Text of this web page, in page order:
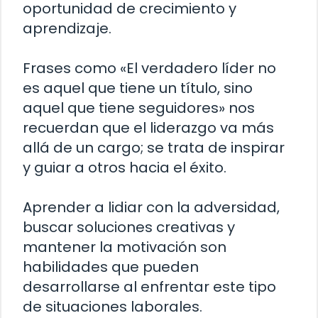
oportunidad de crecimiento y
aprendizaje.
Frases como «El verdadero líder no
es aquel que tiene un título, sino
aquel que tiene seguidores» nos
recuerdan que el liderazgo va más
allá de un cargo; se trata de inspirar
y guiar a otros hacia el éxito.
Aprender a lidiar con la adversidad,
buscar soluciones creativas y
mantener la motivación son
habilidades que pueden
desarrollarse al enfrentar este tipo
de situaciones laborales.